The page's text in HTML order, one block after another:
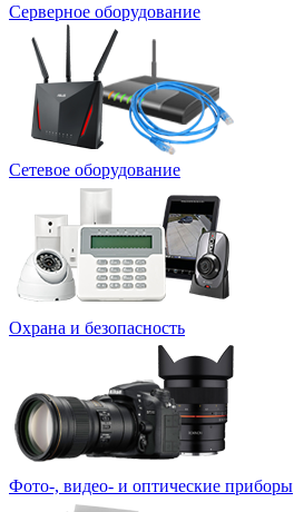
Серверное оборудование
Сетевое оборудование
Охрана и безопасность
Фото-, видео- и оптические приборы